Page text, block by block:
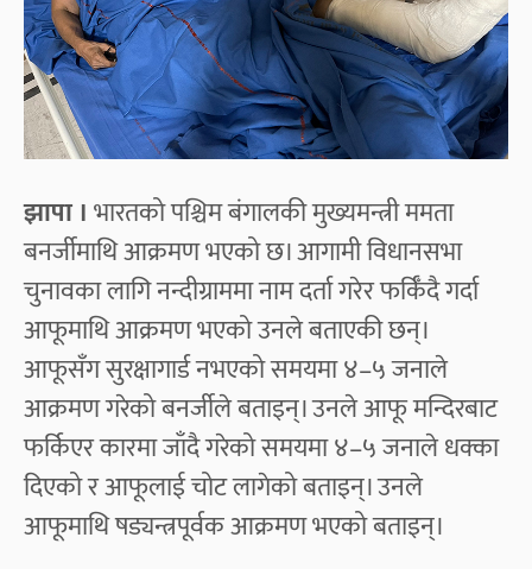
झापा ।भारतको पश्चिम बंगालकी मुख्यमन्त्री ममता
बनर्जीमाथि आक्रमण भएको छ। आगामी विधानसभा
चुनावका लागि नन्दीग्राममा नाम दर्ता गरेर फर्किँदै गर्दा
आफूमाथि आक्रमण भएको उनले बताएकी छन्।
आफूसँग सुरक्षागार्ड नभएको समयमा ४–५ जनाले
आक्रमण गरेको बनर्जीले बताइन्। उनले आफू मन्दिरबाट
फर्किएर कारमा जाँदै गरेको समयमा ४–५ जनाले धक्का
दिएको र आफूलाई चोट लागेको बताइन्। उनले
आफूमाथि षड्यन्त्रपूर्वक आक्रमण भएको बताइन्।